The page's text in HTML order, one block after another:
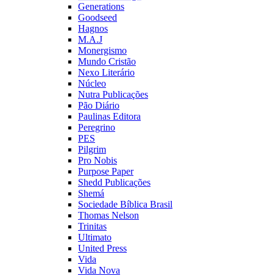
Generations
Goodseed
Hagnos
M.A.J
Monergismo
Mundo Cristão
Nexo Literário
Núcleo
Nutra Publicações
Pão Diário
Paulinas Editora
Peregrino
PES
Pilgrim
Pro Nobis
Purpose Paper
Shedd Publicações
Shemá
Sociedade Bíblica Brasil
Thomas Nelson
Trinitas
Ultimato
United Press
Vida
Vida Nova